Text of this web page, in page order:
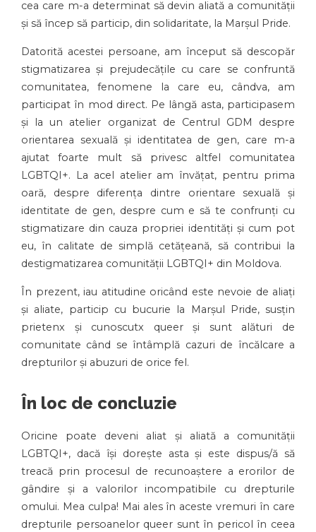
cea care m-a determinat să devin aliată a comunității
și să încep să particip, din solidaritate, la Marșul Pride.
Datorită acestei persoane, am început să descopăr
stigmatizarea și prejudecățile cu care se confruntă
comunitatea, fenomene la care eu, cândva, am
participat în mod direct. Pe lângă asta, participasem
și la un atelier organizat de Centrul GDM despre
orientarea sexuală și identitatea de gen, care m-a
ajutat foarte mult să privesc altfel comunitatea
LGBTQI+. La acel atelier am învățat, pentru prima
oară, despre diferența dintre orientare sexuală și
identitate de gen, despre cum e să te confrunți cu
stigmatizare din cauza propriei identități și cum pot
eu, în calitate de simplă cetățeană, să contribui la
destigmatizarea comunității LGBTQI+ din Moldova.
În prezent, iau atitudine oricând este nevoie de aliați
și aliate, particip cu bucurie la Marșul Pride, susțin
prietenx și cunoscutx queer și sunt alături de
comunitate când se întâmplă cazuri de încălcare a
drepturilor și abuzuri de orice fel.
În loc de concluzie
Oricine poate deveni aliat și aliată a comunității
LGBTQI+, dacă își dorește asta și este dispus/ă să
treacă prin procesul de recunoaștere a erorilor de
gândire și a valorilor incompatibile cu drepturile
omului. Mea culpa! Mai ales în aceste vremuri în care
drepturile persoanelor queer sunt în pericol în ceea